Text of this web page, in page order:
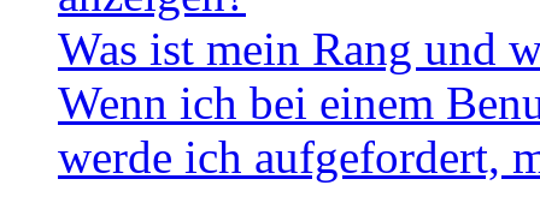
Was ist mein Rang und
Wenn ich bei einem
werde ich aufgefordert,